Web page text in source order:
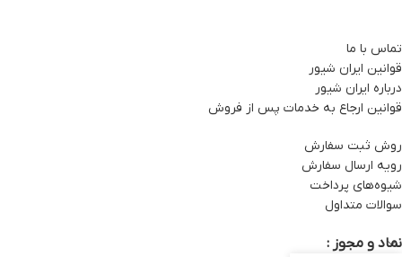
تماس با ما
قوانین ایران شیور
درباره ایران شیور
قوانین ارجاع به خدمات پس از فروش
روش ثبت سفارش
رویه ارسال سفارش
شیوه‌های پرداخت
سوالات متداول
نماد و مجوز :